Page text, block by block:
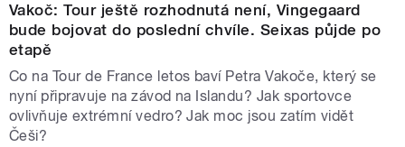
Vakoč: Tour ještě rozhodnutá není, Vingegaard
bude bojovat do poslední chvíle. Seixas půjde po
etapě
Co na Tour de France letos baví Petra Vakoče, který se
nyní připravuje na závod na Islandu? Jak sportovce
ovlivňuje extrémní vedro? Jak moc jsou zatím vidět
Češi?